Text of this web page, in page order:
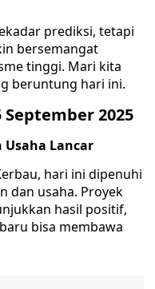
prediksi, tetapi
bersemangat
tinggi. Mari kita
beruntung hari ini.
September 2025
Usaha Lancar
hari ini dipenuhi
dan usaha. Proyek
hasil positif,
bisa membawa